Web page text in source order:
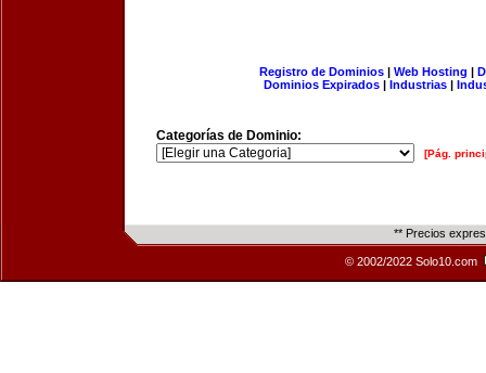
Registro de Dominios| Web Hosting |
Dominios Expirados | Industrias |
Categorías de Dominio:
[Pág.
** Precios
© 2002/2022 Solo10.com